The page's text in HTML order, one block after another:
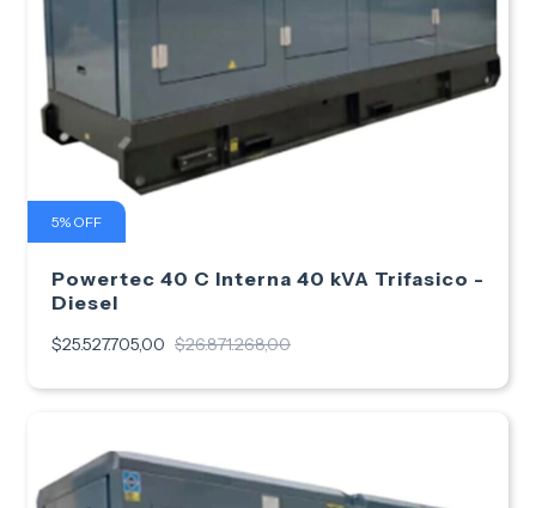
5% OFF
Powertec 40 C Interna 40 kVA Trifasico -
Diesel
$25.527.705,00 $26.871.268,00